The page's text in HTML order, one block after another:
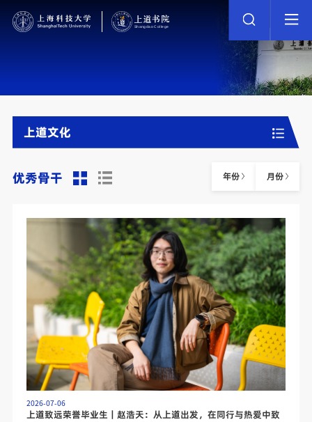
上道文化
优秀骨干 年份 月份
2026-07-06
上道致远荣誉毕业生｜赵浩天：从上道出发，在同行与热爱中致